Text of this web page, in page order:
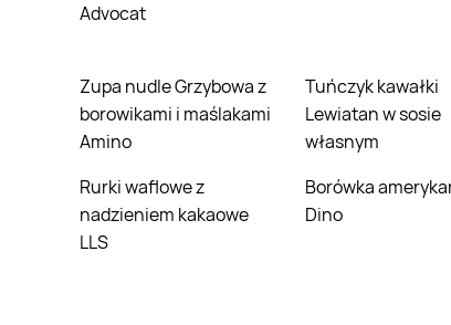
Advocat
Zupa nudle Grzybowa z
borowikami i maślakami
Amino
Tuńczyk kawałki
Lewiatan w sosie
własnym
Rurki waflowe z
nadzieniem kakaowe
LLS
Borówka amerykańska
Dino